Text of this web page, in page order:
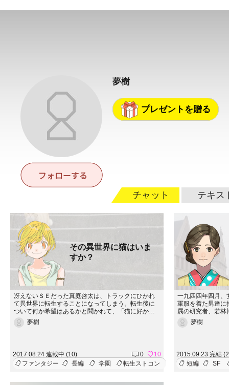
夢樹
プレゼントを贈る
チャット テキス
その異世界に猫はいま
すか？
冴えないＳＥだった真庭啓太は、トラックにひかれ
て異世界に転生することになってしまう。転生後に
ついて何か希望はあるかと聞かれて、「猫に好かれ
れば他には何もいらないです」と答えたのだが、転
生後の世界の猫はなにか違っていた。二本足で直立
いいんだけれど、俺は普通の猫に好かれたいんじゃ
ー！ というわけで、猫を探す旅に出ようと決意す
るのだった。
夢樹
2017.08.24 連載中 (10) 0
10
ファンタジー
長編 学園 転生ストコン
一九四四年四月、
軍服を着た男達に
属の研究者、若林
型兵器ダイダラ
田一三教授の助
いくが
夢樹
2015.09.23 完結
短編
SF